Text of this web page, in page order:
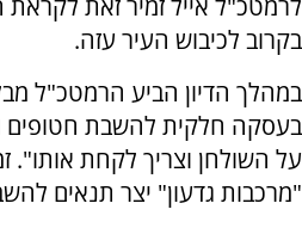
לרמטכ"ל אייל זמיר זאת לקראת
בקרוב לכיבוש העיר עזה.
במהלך הדיון הביע הרמטכ"ל
בעסקה חלקית להשבת חטופים
על השולחן וצריך לקחת אותו".
"מרכבות גדעון" יצר תנאים